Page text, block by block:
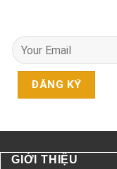
GIỚI THIỆU